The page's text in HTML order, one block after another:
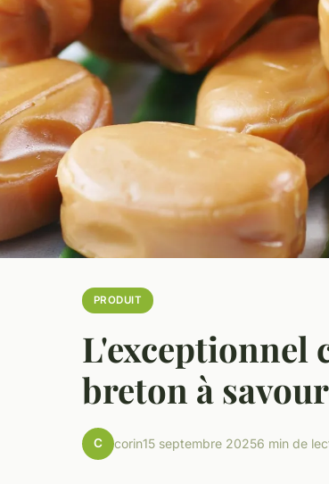
PRODUIT
L'exceptionnel
breton à
C corin15 septembre 20256 min de